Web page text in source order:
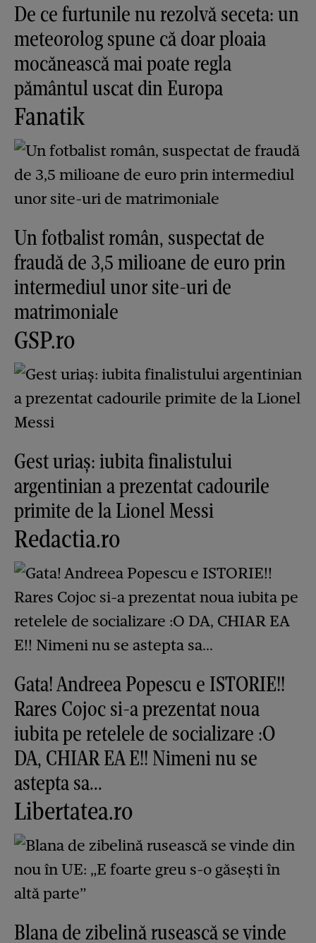
De ce furtunile nu rezolvă seceta: un
meteorolog spune că doar ploaia
mocănească mai poate regla
pământul uscat din Europa
Fanatik
Un fotbalist român, suspectat de
fraudă de 3,5 milioane de euro prin
intermediul unor site-uri de
matrimoniale
GSP.ro
Gest uriaș: iubita finalistului
argentinian a prezentat cadourile
primite de la Lionel Messi
Redactia.ro
Gata! Andreea Popescu e ISTORIE!!
Rares Cojoc si-a prezentat noua
iubita pe retelele de socializare :O
DA, CHIAR EA E!! Nimeni nu se
astepta sa...
Libertatea.ro
Blana de zibelină rusească se vinde